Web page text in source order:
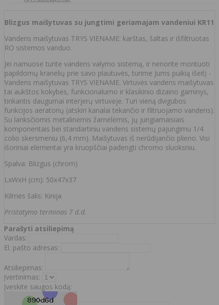
Blizgus maišytuvas su jungtimi geriamajam vandeniui KR11
Vandens maišytuvas TRYS VIENAME: karštas, šaltas ir išfiltruotas
RO sistemos vanduo.
Jei namuose turite vandens valymo sistemą, ir nenorite montuoti
papildomų kranelių prie savo plautuvės, turime Jums puikią išeitį -
Vandens maišytuvas TRYS VIENAME. Virtuvės vandens maišytuvas
tai aukštos kokybės, funkcionalumo ir klasikinio dizaino gaminys,
tinkantis daugumai interjerų virtuvėje. Turi vieną dvigubos
funkcijos aeratorių (atskiri kanalai tekančio ir filtruojamo vandens).
Su lanksčiomis metalinėmis žarnelėmis, jų jungiamaisiais
komponentais bei standartiniu vandens sistemų pajungimu 1/4
colio skersmeniu (6,4 mm). Maišytuvas iš nerūdijančio plieno. Visi
išoriniai elementai yra kruopščiai padengti chromo sluoksniu.
Spalva: Blizgus (chrom)
LxWxH (cm): 50x47x37
Kilmės šalis: Kinija
Pristatymo terminas 7 d.d.
Parašyti atsiliepimą
Vardas:
El. pašto adresas:
Atsiliepimas:
Įvertinimas:
Įveskite saugos kodą: